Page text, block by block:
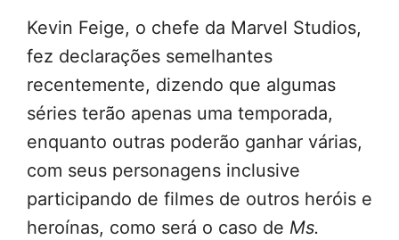
Kevin Feige, o chefe da Marvel Studios,
fez declarações semelhantes
recentemente, dizendo que algumas
séries terão apenas uma temporada,
enquanto outras poderão ganhar várias,
com seus personagens inclusive
participando de filmes de outros heróis e
heroínas, como será o caso de Ms.